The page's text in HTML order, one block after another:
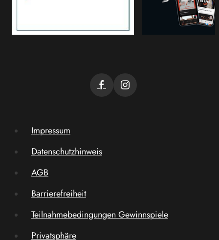
Impressum
Datenschutzhinweis
AGB
Barrierefreiheit
Teilnahmebedingungen Gewinnspiele
Privatsphäre